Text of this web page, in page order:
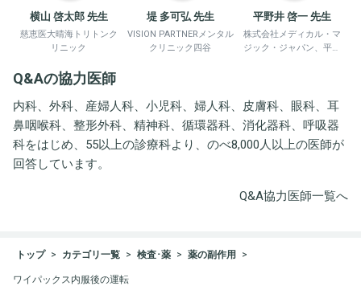
横山 啓太郎 先生
慈恵医大晴海トリトンク
リニック
堤 多可弘 先生
VISION PARTNERメンタル
クリニック四谷
平野井 啓一 先生
株式会社メディカル・マ
ジック・ジャパン、平野
Q&Aの協力医師
内科、外科、産婦人科、小児科、婦人科、皮膚科、眼科、耳
鼻咽喉科、整形外科、精神科、循環器科、消化器科、呼吸器
科をはじめ、55以上の診療科より、のべ8,000人以上の医師が
回答しています。
Q&A協力医師一覧へ
トップ カテゴリ一覧 検査･薬 薬の副作用
ワイパックス内服後の運転